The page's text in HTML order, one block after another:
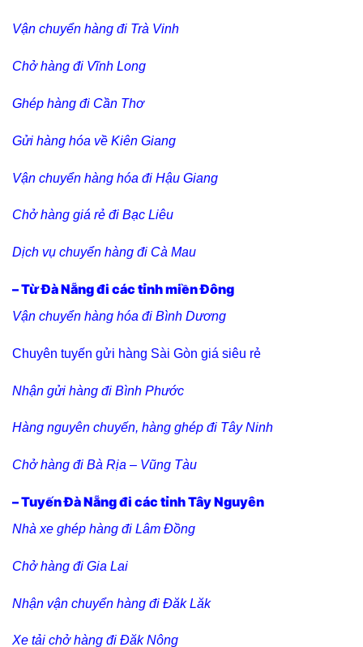
Vận chuyển hàng đi Trà Vinh
Chở hàng đi Vĩnh Long
Ghép hàng đi Cần Thơ
Gửi hàng hóa về Kiên Giang
Vận chuyển hàng hóa đi Hậu Giang
Chở hàng giá rẻ đi Bạc Liêu
Dịch vụ chuyển hàng đi Cà Mau
– Từ Đà Nẵng đi các tỉnh miền Đông
Vận chuyển hàng hóa đi Bình Dương
Chuyên tuyến gửi hàng Sài Gòn giá siêu rẻ
Nhận gửi hàng đi Bình Phước
Hàng nguyên chuyến, hàng ghép đi Tây Ninh
Chở hàng đi Bà Rịa – Vũng Tàu
– Tuyến Đà Nẵng đi các tỉnh Tây Nguyên
Nhà xe ghép hàng đi Lâm Đồng
Chở hàng đi Gia Lai
Nhận vận chuyển hàng đi Đăk Lăk
Xe tải chở hàng đi Đăk Nông